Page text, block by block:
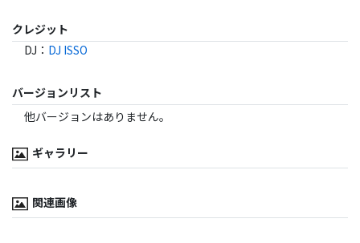
クレジット
DJ ： DJ ISSO
バージョンリスト
他バージョンはありません。
ギャラリー
関連画像